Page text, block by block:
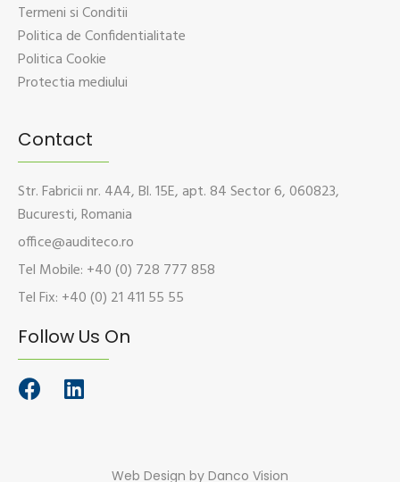
Termeni si Conditii
Politica de Confidentialitate
Politica Cookie
Protectia mediului
Contact
Str. Fabricii nr. 4A4, Bl. 15E, apt. 84 Sector 6, 060823,
Bucuresti, Romania
office@auditeco.ro
Tel Mobile: +40 (0) 728 777 858
Tel Fix: +40 (0) 21 411 55 55
Follow Us On
Web Design by Danco Vision